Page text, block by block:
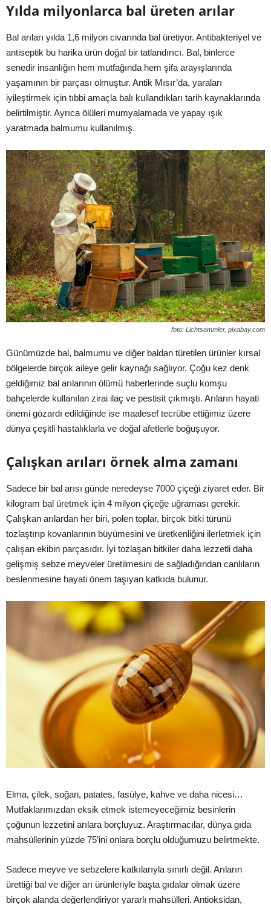
Yılda milyonlarca bal üreten arılar
Bal arıları yılda 1,6 milyon civarında bal üretiyor. Antibakteriyel ve
antiseptik bu harika ürün doğal bir tatlandırıcı. Bal, binlerce
senedir insanlığın hem mutfağında hem şifa arayışlarında
yaşamının bir parçası olmuştur. Antik Mısır’da, yaraları
iyileştirmek için tıbbi amaçla balı kullandıkları tarih kaynaklarında
belirtilmiştir. Ayrıca ölüleri mumyalamada ve yapay ışık
yaratmada balmumu kullanılmış.
foto: Lichtsammler, pixabay.com
Günümüzde bal, balmumu ve diğer baldan türetilen ürünler kırsal
bölgelerde birçok aileye gelir kaynağı sağlıyor. Çoğu kez denk
geldiğimiz bal arılarının ölümü haberlerinde suçlu komşu
bahçelerde kullanılan zirai ilaç ve pestisit çıkmıştı. Arıların hayati
önemi gözardı edildiğinde ise maalesef tecrübe ettiğimiz üzere
dünya çeşitli hastalıklarla ve doğal afetlerle boğuşuyor.
Çalışkan arıları örnek alma zamanı
Sadece bir bal arısı günde neredeyse 7000 çiçeği ziyaret eder. Bir
kilogram bal üretmek için 4 milyon çiçeğe uğraması gerekir.
Çalışkan arılardan her biri, polen toplar, birçok bitki türünü
tozlaştırıp kovanlarının büyümesini ve üretkenliğini ilerletmek için
çalışan ekibin parçasıdır. İyi tozlaşan bitkiler daha lezzetli daha
gelişmiş sebze meyveler üretilmesini de sağladığından canlıların
beslenmesine hayati önem taşıyan katkıda bulunur.
Elma, çilek, soğan, patates, fasülye, kahve ve daha nicesi…
Mutfaklarımızdan eksik etmek istemeyeceğimiz besinlerin
çoğunun lezzetini arılara borçluyuz. Araştırmacılar, dünya gıda
mahsüllerinin yüzde 75’ini onlara borçlu olduğumuzu belirtmekte.
Sadece meyve ve sebzelere katkılarıyla sınırlı değil. Arıların
ürettiği bal ve diğer arı ürünleriyle başta gıdalar olmak üzere
birçok alanda değerlendiriyor yararlı mahsülleri. Antioksidan,